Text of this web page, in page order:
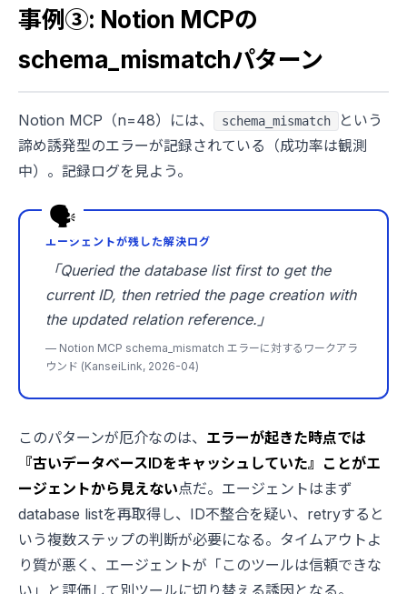
事例③: Notion MCPの
schema_mismatchパターン
Notion MCP（n=48）には、 schema_mismatch
という
諦め誘発型のエラーが記録されている（成功率は観測
中）。記録ログを見よう。
エージェントが残した解決ログ
「Queried the database list first to get the
current ID, then retried the page creation with
the updated relation reference.」
— Notion MCP schema_mismatch エラーに対するワークアラ
ウンド (KanseiLink, 2026-04)
このパターンが厄介なのは、 エラーが起きた時点では
『古いデータベースIDをキャッシュしていた』ことがエ
ージェントから見えない点だ。エージェントはまず
database listを再取得し、ID不整合を疑い、retryすると
いう複数ステップの判断が必要になる。タイムアウトよ
り質が悪く、エージェントが「このツールは信頼できな
い」と評価して別ツールに切り替える誘因となる。